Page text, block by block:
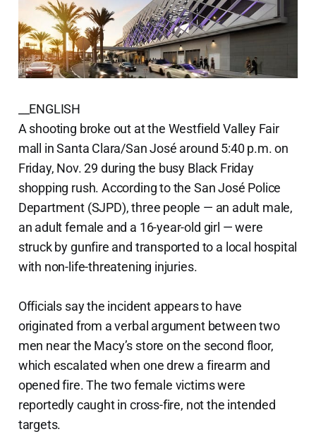
__ENGLISH
A shooting broke out at the Westfield Valley Fair
mall in Santa Clara/San José around 5:40 p.m. on
Friday, Nov. 29 during the busy Black Friday
shopping rush. According to the San José Police
Department (SJPD), three people — an adult male,
an adult female and a 16-year-old girl — were
struck by gunfire and transported to a local hospital
with non-life-threatening injuries.
Officials say the incident appears to have
originated from a verbal argument between two
men near the Macy’s store on the second floor,
which escalated when one drew a firearm and
opened fire. The two female victims were
reportedly caught in cross-fire, not the intended
targets.